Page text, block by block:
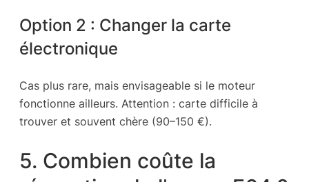
Option 2 : Changer la carte
électronique
Cas plus rare, mais envisageable si le moteur
fonctionne ailleurs. Attention : carte difficile à
trouver et souvent chère (90–150 €).
5. Combien coûte la